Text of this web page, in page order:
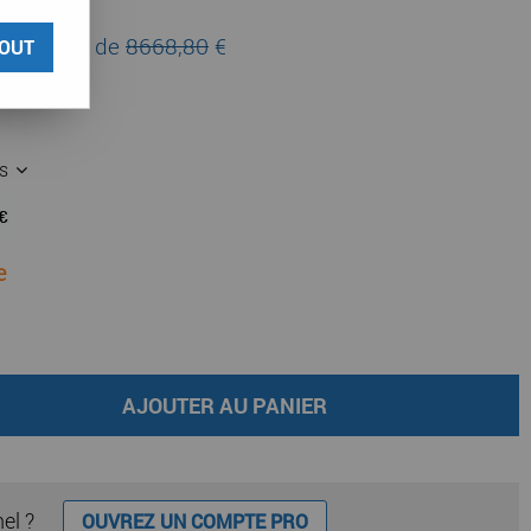
au lieu de 8668,80€
AJOUTER AU PANIER
? OUVREZ UN COMPTE PRO